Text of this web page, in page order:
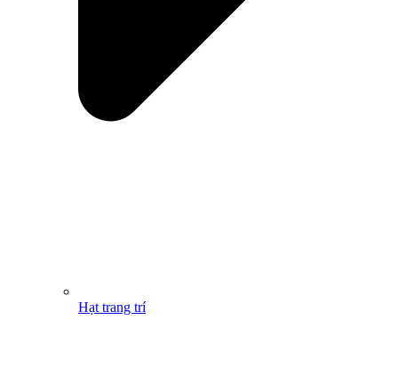
Hạt trang trí